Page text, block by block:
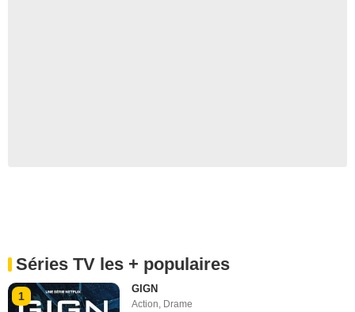
Séries TV les + populaires
1
GIGN
Action, Drame